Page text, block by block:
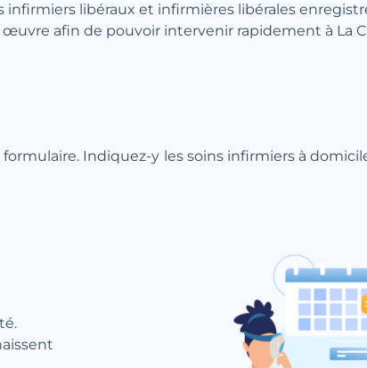
infirmiers libéraux et infirmières libérales
afin de pouvoir intervenir rapidement à La
Indiquez-y les soins infirmiers à